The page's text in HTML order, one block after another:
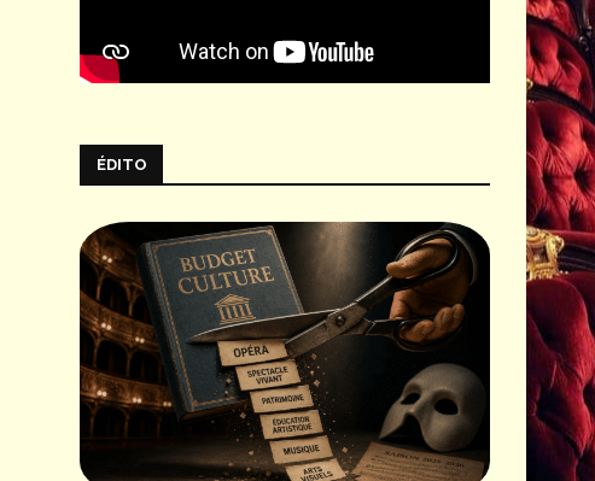
ÉDITO